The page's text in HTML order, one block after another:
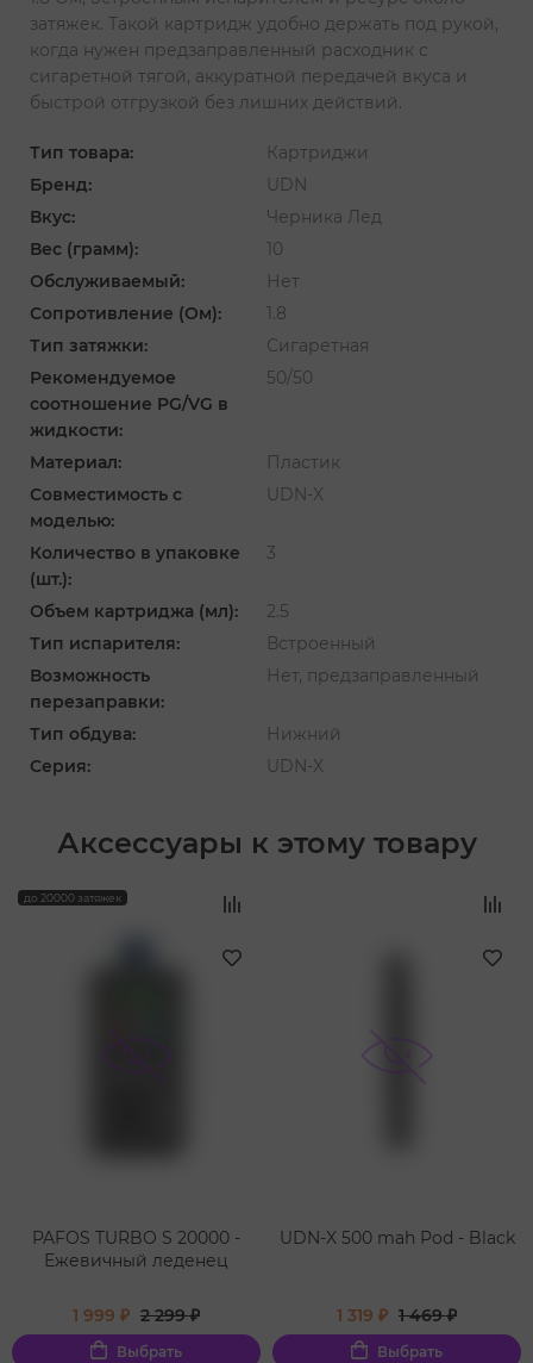
затяжек. Такой картридж удобно держать под рукой,
когда нужен предзаправленный расходник с
сигаретной тягой, аккуратной передачей вкуса и
быстрой отгрузкой без лишних действий.
Тип товара:
Картриджи
Бренд:
UDN
Вкус:
Черника Лед
Вес (грамм):
10
Обслуживаемый:
Нет
Сопротивление (Ом):
1.8
Тип затяжки:
Сигаретная
Рекомендуемое
соотношение PG/VG в
жидкости:
50/50
Материал:
Пластик
Совместимость с
моделью:
UDN-X
Количество в упаковке
(шт.):
3
Объем картриджа (мл):
2.5
Тип испарителя:
Встроенный
Возможность
перезаправки:
Нет, предзаправленный
Тип обдува:
Нижний
Серия:
UDN-X
Аксессуары к этому товару
до 20000 затяжек
PAFOS TURBO S 20000 -
Ежевичный леденец
1 999 ₽ 2 299 ₽
Выбрать
UDN-X 500 mah Pod - Black
1 319 ₽ 1 469 ₽
Выбрать
‹